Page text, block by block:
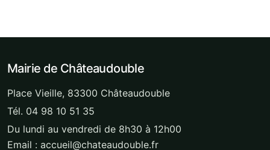
Mairie de Châteaudouble
Place Vieille, 83300 Châteaudouble
Tél. 04 98 10 51 35
Du lundi au vendredi de 8h30 à 12h00
Email : accueil@chateaudouble.fr